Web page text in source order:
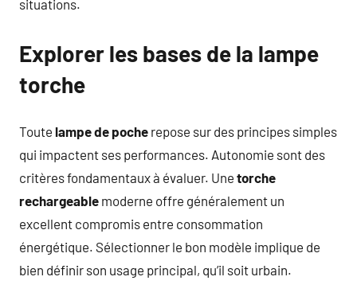
situations.
Explorer les bases de la lampe
torche
Toute lampe de poche repose sur des principes simples
qui impactent ses performances. Autonomie sont des
critères fondamentaux à évaluer. Une torche
rechargeable moderne offre généralement un
excellent compromis entre consommation
énergétique. Sélectionner le bon modèle implique de
bien définir son usage principal, qu’il soit urbain.